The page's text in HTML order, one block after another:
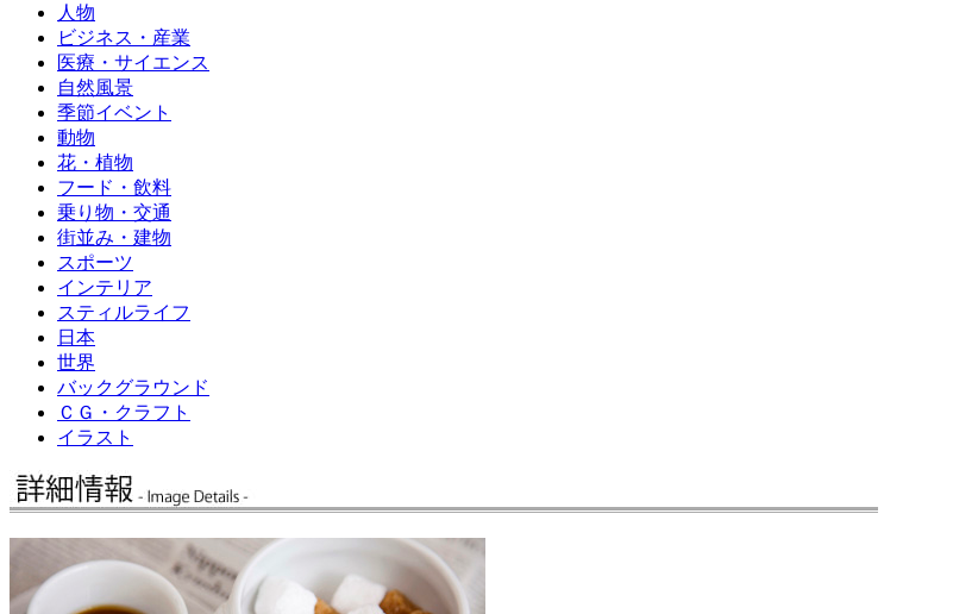
人物
ビジネス・産業
医療・サイエンス
自然風景
季節イベント
動物
花・植物
フード・飲料
乗り物・交通
街並み・建物
スポーツ
インテリア
スティルライフ
日本
世界
バックグラウンド
ＣＧ・クラフト
イラスト